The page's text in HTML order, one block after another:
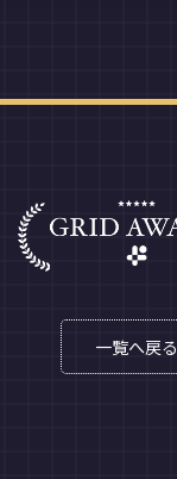
一覧へ戻る